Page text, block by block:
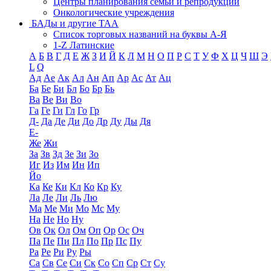
Онкологические учреждения
БАДы и другие ТАА
Список торговых названий на буквы А-Я
1-Z Латинские
А Б В Г Д Е Ж З И Й К Л М Н О П Р С Т У Ф Х Ц Ч Ш Э
L Q
Ад Ае Ак Ал Ан Ап Ар Ас Ат Ац
Ба Бе Би Бл Бо Бр Бь
Ва Ве Ви Во
Га Ге Ги Гл Го Гр
Д- Да Де Ди До Др Ду Ды Дя
Е-
Же Жи
За Зв Зд Зе Зи Зо
Иг Из Им Ин Ип
Йо
Ка Ке Ки Кл Ко Кр Ку
Ла Ле Ли Ль Лю
Ма Ме Ми Мо Мс Му
На Не Но Ну
Ов Ок Ол Ом Оп Ор Ос Оч
Па Пе Пи Пл По Пр Пс Пу
Ра Ре Ри Ру Ры
Са Св Се Си Ск Со Сп Ср Ст Су